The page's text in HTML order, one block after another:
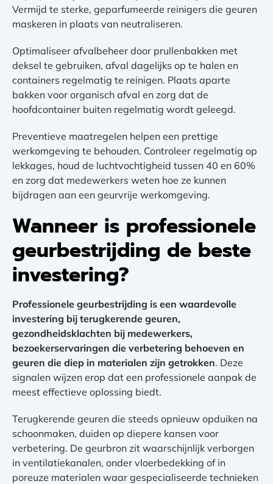
Vermijd te sterke, geparfumeerde reinigers die geuren
maskeren in plaats van neutraliseren.
Optimaliseer afvalbeheer door prullenbakken met
deksel te gebruiken, afval dagelijks op te halen en
containers regelmatig te reinigen. Plaats aparte
bakken voor organisch afval en zorg dat de
hoofdcontainer buiten regelmatig wordt geleegd.
Preventieve maatregelen helpen een prettige
werkomgeving te behouden. Controleer regelmatig op
lekkages, houd de luchtvochtigheid tussen 40 en 60%
en zorg dat medewerkers weten hoe ze kunnen
bijdragen aan een geurvrije werkomgeving.
Wanneer is professionele
geurbestrijding de beste
investering?
Professionele geurbestrijding is een waardevolle
investering bij terugkerende geuren,
gezondheidsklachten bij medewerkers,
bezoekerservaringen die verbetering behoeven en
geuren die diep in materialen zijn getrokken. Deze
signalen wijzen erop dat een professionele aanpak de
meest effectieve oplossing biedt.
Terugkerende geuren die steeds opnieuw opduiken na
schoonmaken, duiden op diepere kansen voor
verbetering. De geurbron zit waarschijnlijk verborgen
in ventilatiekanalen, onder vloerbedekking of in
poreuze materialen waar gespecialiseerde technieken